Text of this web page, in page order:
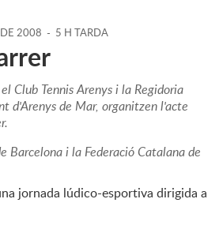
DE 2008 - 5 H TARDA
Club Tennis Arenys i la Regidoria
d'Arenys de Mar, organitzen l'acte
Barcelona i la Federació Catalana de
jornada lúdico-esportiva dirigida a